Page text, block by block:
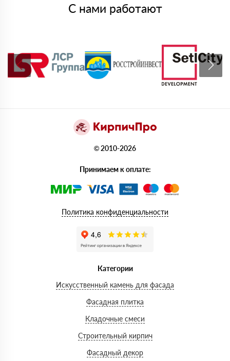
С нами работают
© 2010-2026
Принимаем к оплате:
Политика конфиденциальности
Категории
Искусственный камень для фасада
Фасадная плитка
Кладочные смеси
Строительный кирпич
Фасадный декор